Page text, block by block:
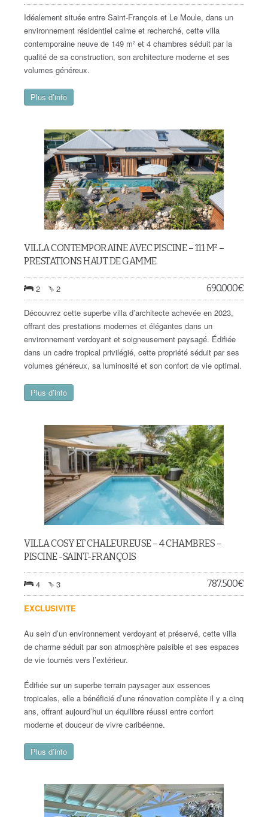
Idéalement située entre Saint-François et Le Moule, dans un
environnement résidentiel calme et recherché, cette villa
contemporaine neuve de 149 m² et 4 chambres séduit par la
qualité de sa construction, son architecture moderne et ses
volumes généreux.
Plus d’info
VILLA CONTEMPORAINE AVEC PISCINE – 111 M² –
PRESTATIONS HAUT DE GAMME
2 2 690.000€
Découvrez cette superbe villa d’architecte achevée en 2023,
offrant des prestations modernes et élégantes dans un
environnement verdoyant et soigneusement paysagé. Édifiée
dans un cadre tropical privilégié, cette propriété séduit par ses
volumes généreux, sa luminosité et son confort de vie optimal.
Plus d’info
VILLA COSY ET CHALEUREUSE – 4 CHAMBRES –
PISCINE -SAINT-FRANÇOIS
4 3 787.500€
EXCLUSIVITE
Au sein d’un environnement verdoyant et préservé, cette villa
de charme séduit par son atmosphère paisible et ses espaces
de vie tournés vers l’extérieur.
Édifiée sur un superbe terrain paysager aux essences
tropicales, elle a bénéficié d’une rénovation complète il y a cinq
ans, offrant aujourd’hui un équilibre réussi entre confort
moderne et douceur de vivre caribéenne.
Plus d’info